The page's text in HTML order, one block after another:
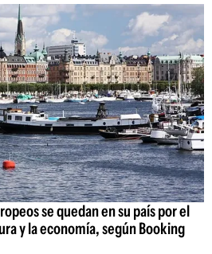
se quedan en su país por el
y la economía, según Booking